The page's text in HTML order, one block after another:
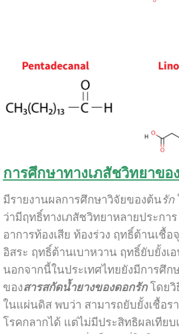
การศึกษาทางเภสัชวิทยาขอ
มีรายงานผลการศึกษาวิจัยของต้นรัก
ว่ามีฤทธิ์ทางเภสัชวิทยาหลายประกา
อาการท้องเสีย ท้องร่วง ฤทธิ์ต้านเชื้
อิสระ ฤทธิ์ต้านเบาหวาน ฤทธิ์ยับยั้งเอ
นอกจากนี้ในประเทศไทยยังมีการศึก
ของสารสกัดน้ำยางของดอกรัก โดยวิ
ในแผ่นดิส พบว่า สามารถยับยั้งเชื้อร
โรคกลากได้ แต่ไม่มีประสิทธิผลเทียบ